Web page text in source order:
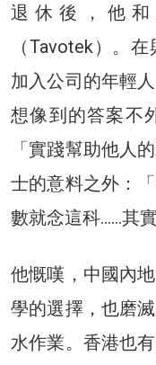
退休後，他
（Tavotek）。
加入公司的年輕
想像到的答案不
「實踐幫助他人
士的意料之外：
數就念這科……其
他慨嘆，中國內
學的選擇，也磨
水作業。香港也